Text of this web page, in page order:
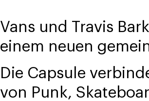
Vans und Travis
einem neuen
Die Capsule
von Punk,